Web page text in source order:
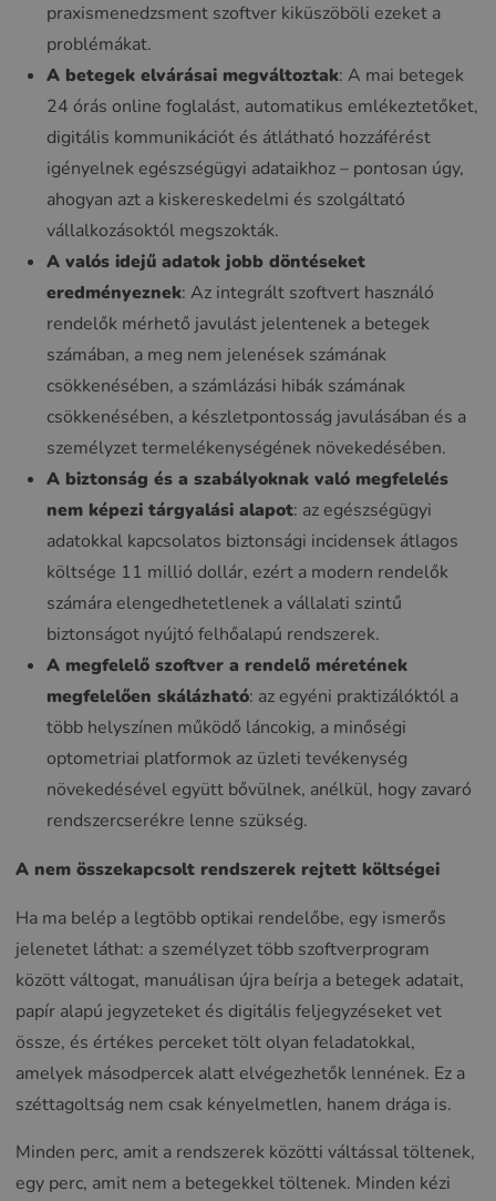
praxismenedzsment szoftver kiküszöböli ezeket a
problémákat.
A betegek elvárásai megváltoztak: A mai betegek
24 órás online foglalást, automatikus emlékeztetőket,
digitális kommunikációt és átlátható hozzáférést
igényelnek egészségügyi adataikhoz – pontosan úgy,
ahogyan azt a kiskereskedelmi és szolgáltató
vállalkozásoktól megszokták.
A valós idejű adatok jobb döntéseket
eredményeznek: Az integrált szoftvert használó
rendelők mérhető javulást jelentenek a betegek
számában, a meg nem jelenések számának
csökkenésében, a számlázási hibák számának
csökkenésében, a készletpontosság javulásában és a
személyzet termelékenységének növekedésében.
A biztonság és a szabályoknak való megfelelés
nem képezi tárgyalási alapot: az egészségügyi
adatokkal kapcsolatos biztonsági incidensek átlagos
költsége 11 millió dollár, ezért a modern rendelők
számára elengedhetetlenek a vállalati szintű
biztonságot nyújtó felhőalapú rendszerek.
A megfelelő szoftver a rendelő méretének
megfelelően skálázható: az egyéni praktizálóktól a
több helyszínen működő láncokig, a minőségi
optometriai platformok az üzleti tevékenység
növekedésével együtt bővülnek, anélkül, hogy zavaró
rendszercserékre lenne szükség.
A nem összekapcsolt rendszerek rejtett költségei
Ha ma belép a legtöbb optikai rendelőbe, egy ismerős
jelenetet láthat: a személyzet több szoftverprogram
között váltogat, manuálisan újra beírja a betegek adatait,
papír alapú jegyzeteket és digitális feljegyzéseket vet
össze, és értékes perceket tölt olyan feladatokkal,
amelyek másodpercek alatt elvégezhetők lennének. Ez a
széttagoltság nem csak kényelmetlen, hanem drága is.
Minden perc, amit a rendszerek közötti váltással töltenek,
egy perc, amit nem a betegekkel töltenek. Minden kézi